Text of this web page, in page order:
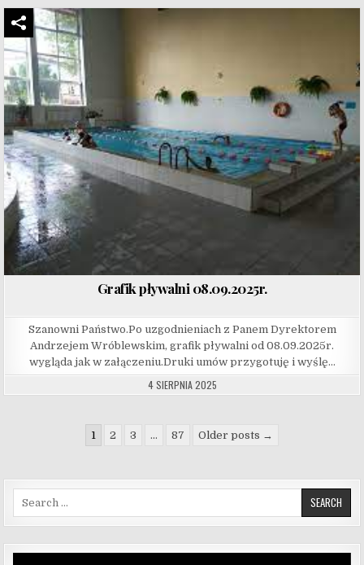
Grafik pływalni 08.09.2025r.
Szanowni Państwo.Po uzgodnieniach z Panem Dyrektorem
Andrzejem Wróblewskim, grafik pływalni od 08.09.2025r.
wygląda jak w załączeniu.Druki umów przygotuję i wyślę…
4 SIERPNIA 2025
Stronicowanie wpisów
1 2 3 … 87 Older posts →